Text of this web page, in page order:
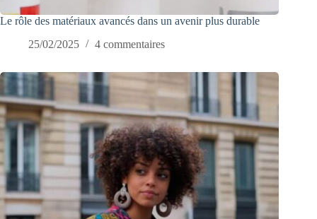
Le rôle des matériaux avancés dans un avenir plus durable
25/02/2025
4 commentaires